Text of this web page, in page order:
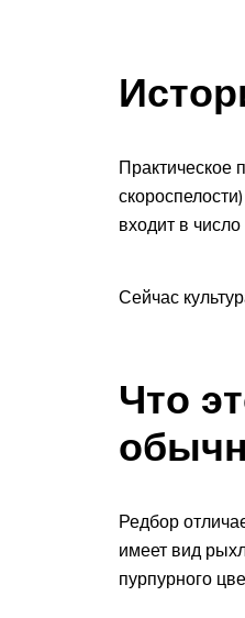
Практическое
входит в
Сейчас
Что
Редбор
имеет вид
пурпурного